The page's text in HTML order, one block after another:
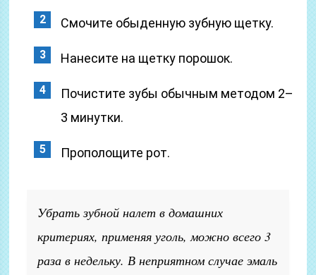
Смочите обыденную зубную щетку.
Нанесите на щетку порошок.
Почистите зубы обычным методом 2–
3 минутки.
Прополощите рот.
Убрать зубной налет в домашних
критериях, применяя уголь, можно всего 3
раза в недельку. В неприятном случае эмаль